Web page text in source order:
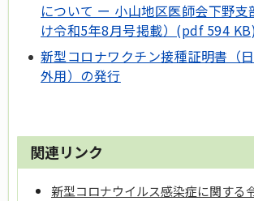
について ー 小山地区医師会下野支
け令和5年8月号掲載）(pdf 594
新型コロナワクチン接種証明書（
外用）の発行
関連リンク
新型コロナウイルス感染症に関する